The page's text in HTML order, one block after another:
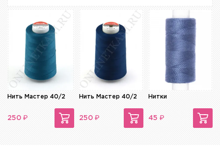
Нить Мастер 40/2
250 ₽
Нить Мастер 40/2
250 ₽
Нитки
45 ₽